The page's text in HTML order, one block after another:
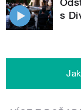
s